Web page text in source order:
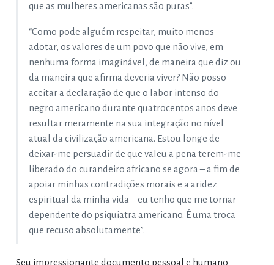
que as mulheres americanas são puras”.
“Como pode alguém respeitar, muito menos
adotar, os valores de um povo que não vive, em
nenhuma forma imaginável, de maneira que diz ou
da maneira que afirma deveria viver? Não posso
aceitar a declaração de que o labor intenso do
negro americano durante quatrocentos anos deve
resultar meramente na sua integração no nível
atual da civilização americana. Estou longe de
deixar-me persuadir de que valeu a pena terem-me
liberado do curandeiro africano se agora – a fim de
apoiar minhas contradições morais e a aridez
espiritual da minha vida – eu tenho que me tornar
dependente do psiquiatra americano. É uma troca
que recuso absolutamente”.
Seu impressionante documento pessoal e humano